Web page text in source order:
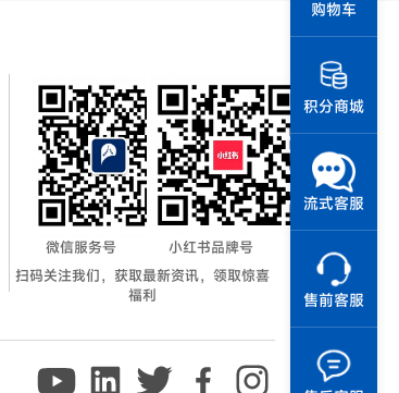
购物车
积分商城
流式客服
售前客服
微信服务号
小红书品牌号
扫码关注我们，获取最新资讯，领取惊喜
福利